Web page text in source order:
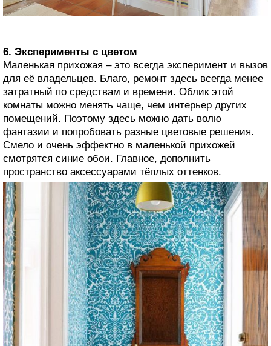
6. Эксперименты с цветом
Маленькая прихожая – это всегда эксперимент и вызов
для её владельцев. Благо, ремонт здесь всегда менее
затратный по средствам и времени. Облик этой
комнаты можно менять чаще, чем интерьер других
помещений. Поэтому здесь можно дать волю
фантазии и попробовать разные цветовые решения.
Смело и очень эффектно в маленькой прихожей
смотрятся синие обои. Главное, дополнить
пространство аксессуарами тёплых оттенков.